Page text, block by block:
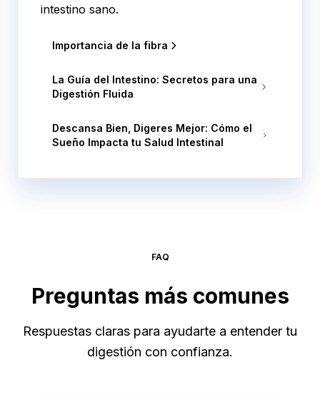
intestino sano.
Importancia de la fibra
La Guía del Intestino: Secretos para una
Digestión Fluida
Descansa Bien, Digeres Mejor: Cómo el
Sueño Impacta tu Salud Intestinal
FAQ
Preguntas más comunes
Respuestas claras para ayudarte a entender tu
digestión con confianza.